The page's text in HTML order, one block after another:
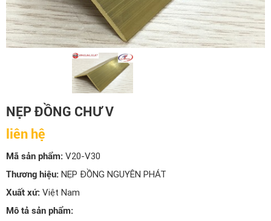
NẸP ĐỒNG CHƯ V
liên hệ
Mã sản phẩm: V20-V30
Thương hiệu: NẸP ĐỒNG NGUYÊN PHÁT
Xuất xứ: Việt Nam
Mô tả sản phẩm: